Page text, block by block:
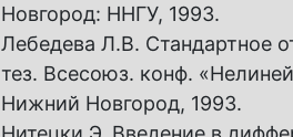
Новгород: ННГУ, 1993.
Лебедева Л.В. Стандартное
тез. Всесоюз. конф.
Нижний Новгород, 1993.